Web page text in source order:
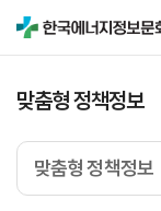
맞춤형 정책정보
맞춤형 정책정보